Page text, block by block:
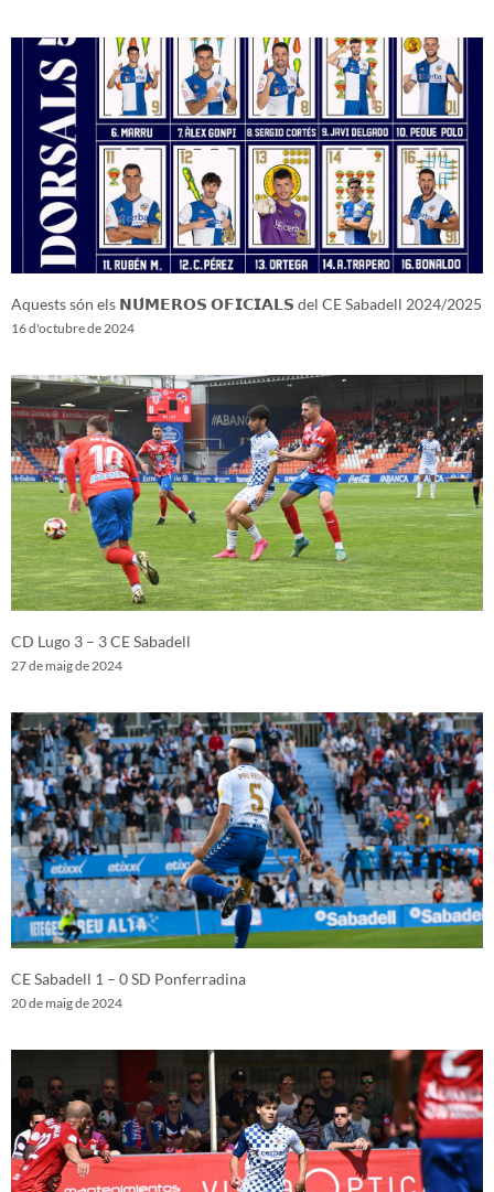
Aquests són els 𝗡𝗨́𝗠𝗘𝗥𝗢𝗦 𝗢𝗙𝗜𝗖𝗜𝗔𝗟𝗦 del CE Sabadell 2024/2025
16 d'octubre de 2024
CD Lugo 3 – 3 CE Sabadell
27 de maig de 2024
CE Sabadell 1 – 0 SD Ponferradina
20 de maig de 2024